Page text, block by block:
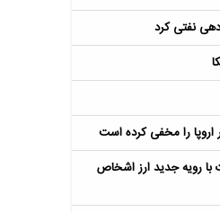
نفتی کرد
اروپا را مخفی کرده است
با رویه جدید ارز اشخاص